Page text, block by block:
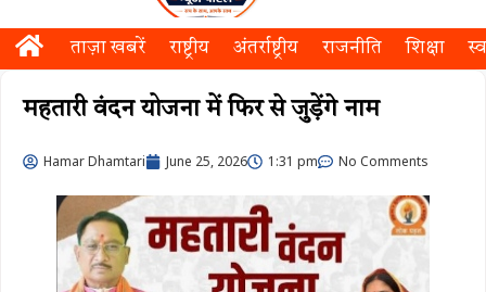
ताज़ा खबरें राष्ट्रीय अंतर्राष्ट्रीय राजनीति शिक्षा
महतारी वंदन योजना में फिर से जुड़ेंगे नाम
Hamar Dhamtari June 25, 2026 1:31 pm No Comments